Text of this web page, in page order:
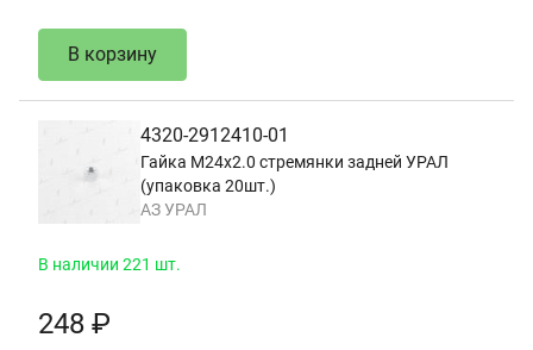
В корзину
4320-2912410-01
Гайка М24х2.0 стремянки задней УРАЛ
(упаковка 20шт.)
АЗ УРАЛ
В наличии 221 шт.
248 ₽